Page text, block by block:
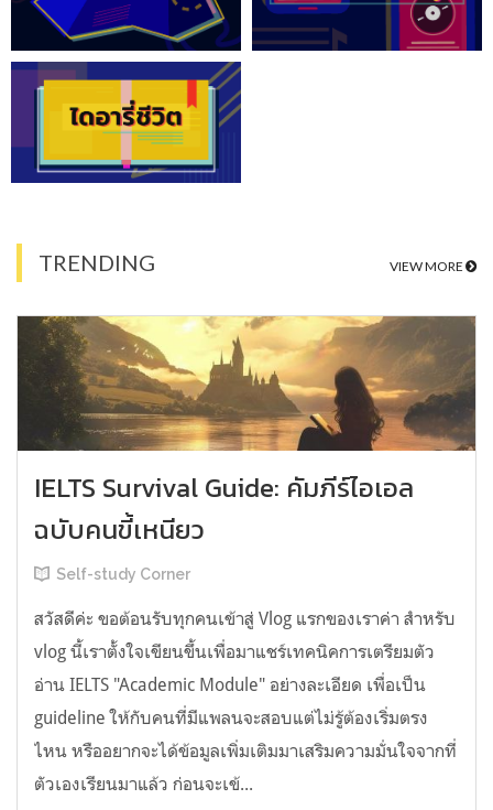
TRENDING VIEW MORE
IELTS Survival Guide: คัมภีร์ไอเอล
ฉบับคนขี้เหนียว
Self-study Corner
สวัสดีค่ะ ขอต้อนรับทุกคนเข้าสู่ Vlog แรกของเราค่า สำหรับ
vlog นี้เราตั้งใจเขียนขึ้นเพื่อมาแชร์เทคนิคการเตรียมตัว
อ่าน IELTS "Academic Module" อย่างละเอียด เพื่อเป็น
guideline ให้กับคนที่มีแพลนจะสอบแต่ไม่รู้ต้องเริ่มตรง
ไหน หรืออยากจะได้ข้อมูลเพิ่มเติมมาเสริมความมั่นใจจากที่
ตัวเองเรียนมาแล้ว ก่อนจะเข้...